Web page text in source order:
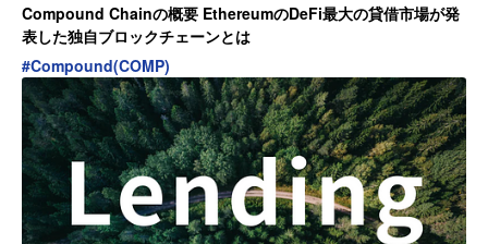
Compound Chainの概要 EthereumのDeFi最大の貸借市場が発
表した独自ブロックチェーンとは
#Compound(COMP)